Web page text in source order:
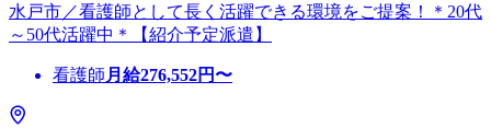
水戸市／看護師として長く活躍できる環境をご提案！＊20代
～50代活躍中＊【紹介予定派遣】
看護師 月給276,552円〜